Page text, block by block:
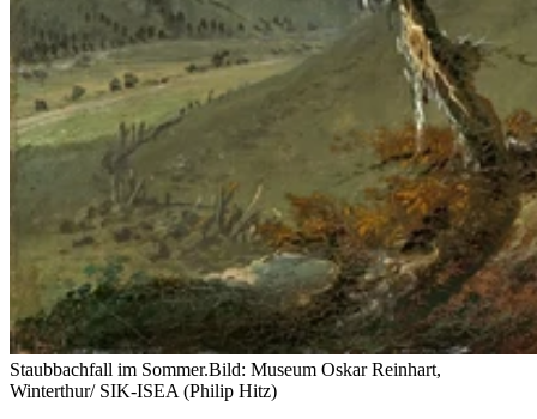
Staubbachfall im Sommer.Bild: Museum Oskar Reinhart,
Winterthur/ SIK-ISEA (Philip Hitz)